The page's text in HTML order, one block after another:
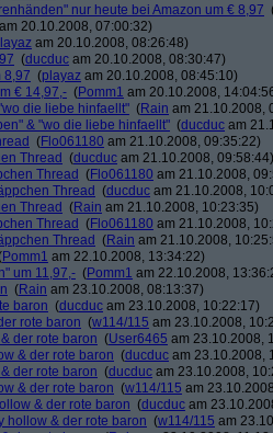
nur heute bei Amazon um € 8,97
am 20.10.2008, 07:00:32)
am 20.10.2008, 08:26:48)
(ducduc am 20.10.2008, 08:30:47)
8,97 (playaz am 20.10.2008, 08:45:10)
€ 14,97,- (Pomm1 am 20.10.2008,
die liebe hinfaellt" (Rain am 21.10.2008,
& "wo die liebe hinfaellt" (ducduc am
(Flo061180 am 21.10.2008, 09:35:22)
Thread (ducduc am 21.10.2008, 09:58:44)
Thread (Flo061180 am 21.10.2008,
Thread (ducduc am 21.10.2008,
Thread (Rain am 21.10.2008, 10:23:35)
Thread (Flo061180 am 21.10.2008,
Thread (Rain am 21.10.2008,
Pomm1 am 22.10.2008, 13:34:22)
um 11,97,- (Pomm1 am 22.10.2008,
(Rain am 23.10.2008, 08:13:37)
baron (ducduc am 23.10.2008, 10:22:17)
rote baron (w114/115 am 23.10.2008,
der rote baron (User6465 am 23.10.2008,
& der rote baron (ducduc am 23.10.2008,
der rote baron (ducduc am 23.10.2008,
& der rote baron (w114/115 am
& der rote baron (ducduc am
hollow & der rote baron (w114/115 am